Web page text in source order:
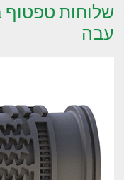
שלוחות טפטוף
עבה